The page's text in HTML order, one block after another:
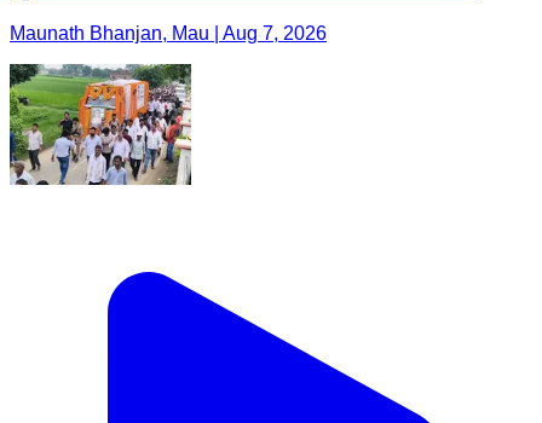
Maunath Bhanjan, Mau | Aug 7, 2026